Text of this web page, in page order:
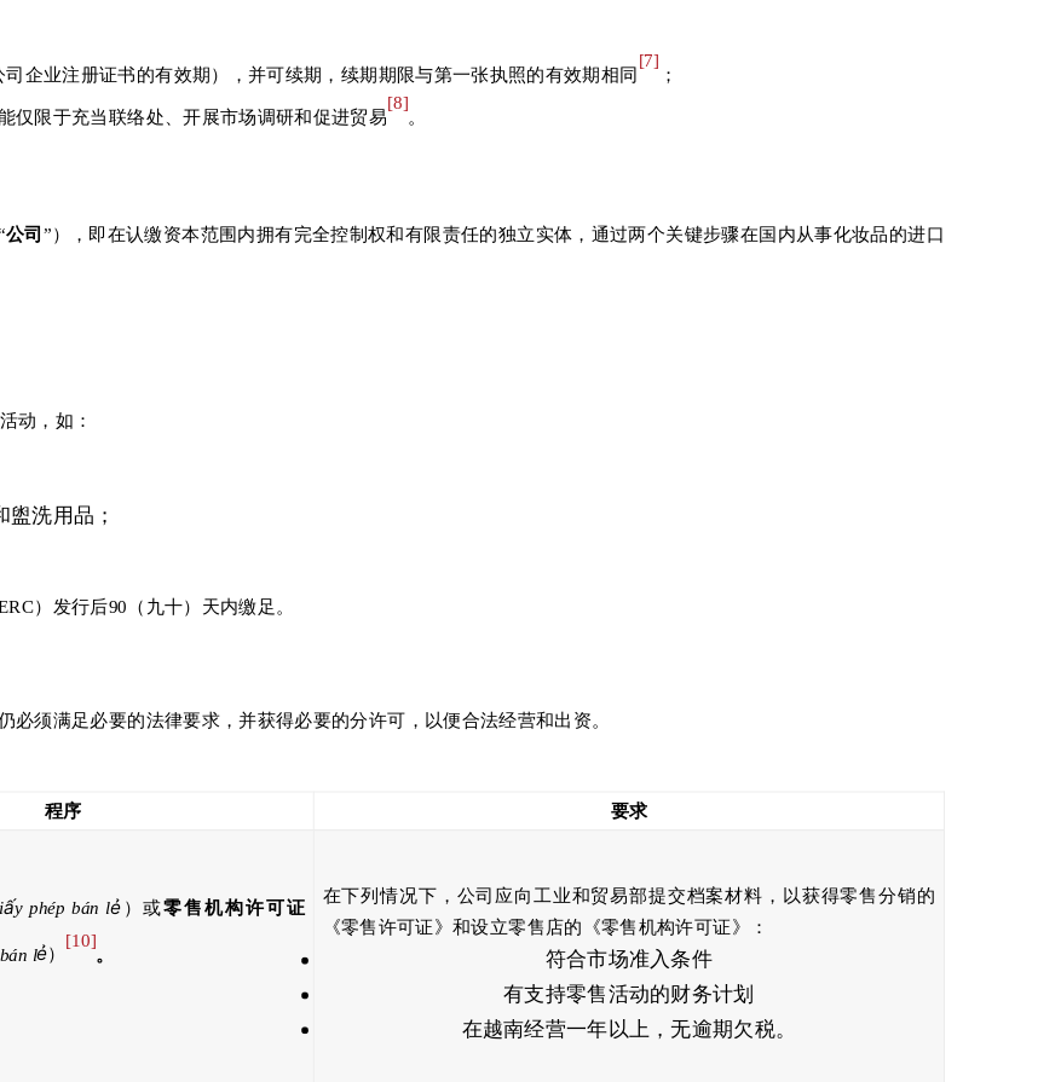
企业注册证书的有效期），并可续期，续期期限与第一张执照的有效期相同
[7]
；
仅限于充当联络处、开展市场调研和促进贸易
[8]
。
公司 ”），即在认缴资本范围内拥有完全控制权和有限责任的独立实体，通过两个关键步骤在国内从事化妆品的进口
动，如：
洗用品；
）发行后90（九十）天内缴足。
须满足必要的法律要求，并获得必要的分许可，以便合法经营和出资。
程序 要求
ấy phép bán lẻ）或零售机构许可证
lẻ）
[10]
。
在下列情况下，公司应向工业和贸易部提交档案材料，以获得零售分销的
《零售许可证》和设立零售店的《零售机构许可证》：
符合市场准入条件
有支持零售活动的财务计划
在越南经营一年以上，无逾期欠税。